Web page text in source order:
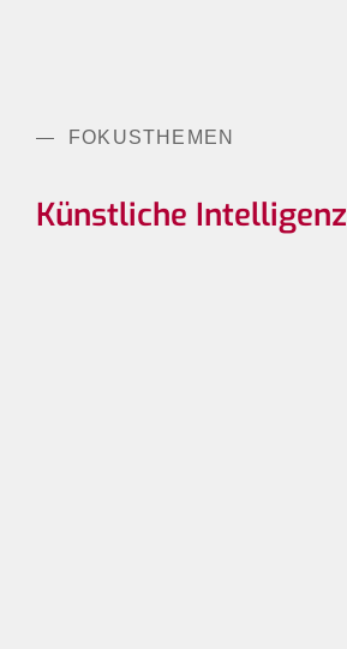
FOKUSTHEMEN
Künstliche Intelligenz